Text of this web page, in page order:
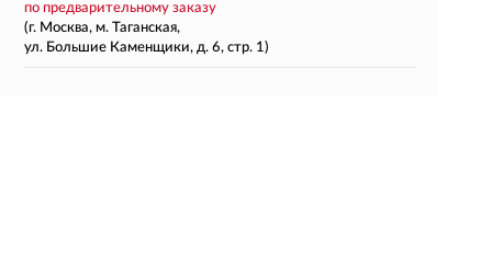
по предварительному заказу
(г. Москва, м. Таганская,
ул. Большие Каменщики, д. 6, стр. 1)